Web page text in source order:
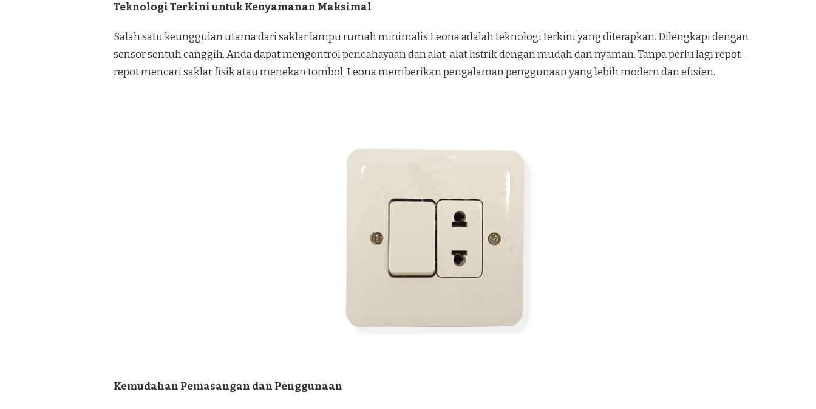
Teknologi Terkini untuk Kenyamanan Maksimal
Salah satu keunggulan utama dari saklar lampu rumah minimalis Leona adalah teknologi terkini yang diterapkan. Dilengkapi dengan
sensor sentuh canggih, Anda dapat mengontrol pencahayaan dan alat-alat listrik dengan mudah dan nyaman. Tanpa perlu lagi repot-
repot mencari saklar fisik atau menekan tombol, Leona memberikan pengalaman penggunaan yang lebih modern dan efisien.
Kemudahan Pemasangan dan Penggunaan